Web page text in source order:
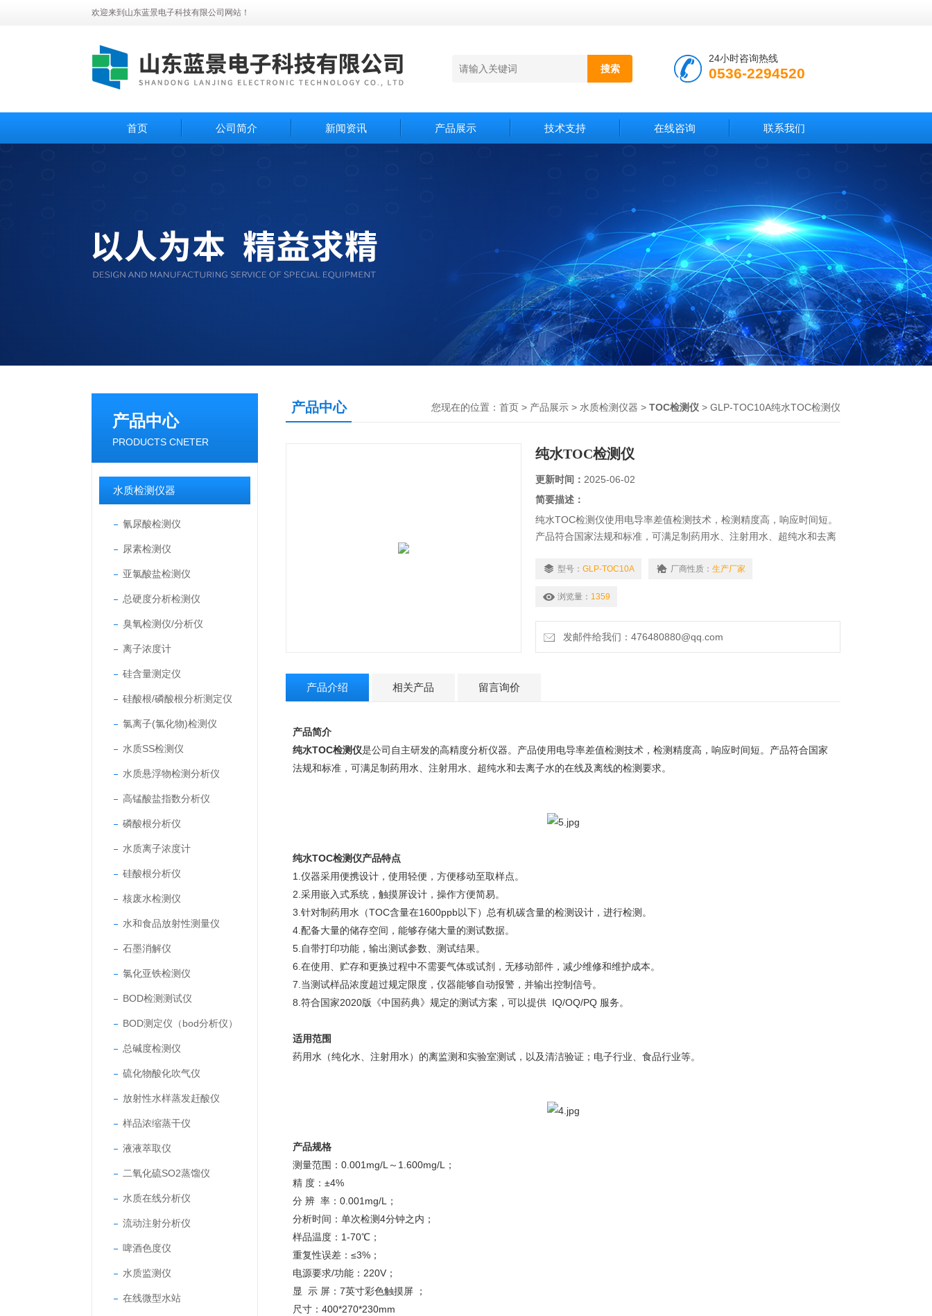
欢迎来到山东蓝景电子科技有限公司网站！
24小时咨询热线
0536-2294520
首页 公司简介 新闻资讯 产品展示 技术支持 在线咨询 联系我们
产品中心
PRODUCTS CNETER
水质检测仪器
氰尿酸检测仪
尿素检测仪
亚氯酸盐检测仪
总硬度分析检测仪
臭氧检测仪/分析仪
离子浓度计
硅含量测定仪
硅酸根/磷酸根分析测定仪
氯离子(氯化物)检测仪
水质SS检测仪
水质悬浮物检测分析仪
高锰酸盐指数分析仪
磷酸根分析仪
水质离子浓度计
硅酸根分析仪
核废水检测仪
水和食品放射性测量仪
石墨消解仪
氯化亚铁检测仪
BOD检测测试仪
BOD测定仪（bod分析仪）
总碱度检测仪
硫化物酸化吹气仪
放射性水样蒸发赶酸仪
样品浓缩蒸干仪
液液萃取仪
二氧化硫SO2蒸馏仪
水质在线分析仪
流动注射分析仪
啤酒色度仪
水质监测仪
在线微型水站
产品中心 您现在的位置： 首页 > 产品展示 > 水质检测仪器 > TOC检测仪 > GLP-TOC10A纯水TOC检测仪
纯水TOC检测仪
更新时间： 2025-06-02
简要描述：
纯水TOC检测仪使用电导率差值检测技术，检测精度高，响应时间短。
产品符合国家法规和标准，可满足制药用水、注射用水、超纯水和去离
型号： GLP-TOC10A 厂商性质： 生产厂家
浏览量： 1359
发邮件给我们：476480880@qq.com
产品介绍 相关产品 留言询价
产品简介
纯水TOC检测仪是公司自主研发的高精度分析仪器。产品使用电导率差值检测技术，检测精度高，响应时间短。产品符合国家
法规和标准，可满足制药用水、注射用水、超纯水和去离子水的在线及离线的检测要求。
纯水TOC检测仪产品特点
1.仪器采用便携设计，使用轻便，方便移动至取样点。
2.采用嵌入式系统，触摸屏设计，操作方便简易。
3.针对制药用水（TOC含量在1600ppb以下）总有机碳含量的检测设计，进行检测。
4.配备大量的储存空间，能够存储大量的测试数据。
5.自带打印功能，输出测试参数、测试结果。
6.在使用、贮存和更换过程中不需要气体或试剂，无移动部件，减少维修和维护成本。
7.当测试样品浓度超过规定限度，仪器能够自动报警，并输出控制信号。
8.符合国家2020版《中国药典》规定的测试方案，可以提供 IQ/OQ/PQ 服务。
适用范围
药用水（纯化水、注射用水）的离监测和实验室测试，以及清洁验证；电子行业、食品行业等。
产品规格
测量范围：0.001mg/L～1.600mg/L；
精 度：±4%
分 辨 率：0.001mg/L；
分析时间：单次检测4分钟之内；
样品温度：1-70℃；
重复性误差：≤3%；
电源要求/功能：220V；
显 示 屏：7英寸彩色触摸屏 ；
尺寸：400*270*230mm